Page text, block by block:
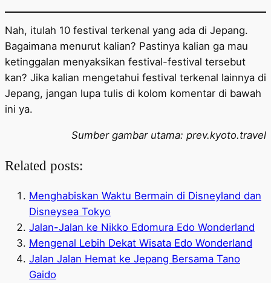
Nah, itulah 10 festival terkenal yang ada di Jepang.
Bagaimana menurut kalian? Pastinya kalian ga mau
ketinggalan menyaksikan festival-festival tersebut
kan? Jika kalian mengetahui festival terkenal lainnya di
Jepang, jangan lupa tulis di kolom komentar di bawah
ini ya.
Sumber gambar utama: prev.kyoto.travel
Related posts:
Menghabiskan Waktu Bermain di Disneyland dan
Disneysea Tokyo
Jalan-Jalan ke Nikko Edomura Edo Wonderland
Mengenal Lebih Dekat Wisata Edo Wonderland
Jalan Jalan Hemat ke Jepang Bersama Tano
Gaido